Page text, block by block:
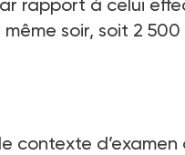
rapport à celui
soir, soit 2 500
contexte